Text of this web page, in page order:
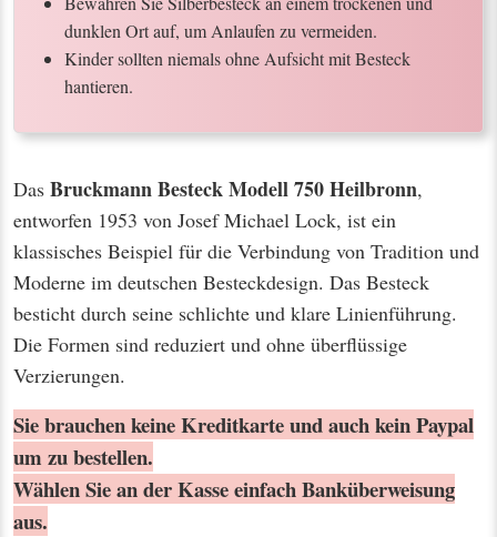
dunklen Ort auf, um Anlaufen zu vermeiden.
Kinder sollten niemals ohne Aufsicht mit Besteck
hantieren.
Das Bruckmann Besteck Modell 750 Heilbronn,
entworfen 1953 von Josef Michael Lock, ist ein
klassisches Beispiel für die Verbindung von Tradition und
Moderne im deutschen Besteckdesign. Das Besteck
besticht durch seine schlichte und klare Linienführung.
Die Formen sind reduziert und ohne überflüssige
Verzierungen.
Sie brauchen keine Kreditkarte und auch kein Paypal
um zu bestellen.
Wählen Sie an der Kasse einfach Banküberweisung
aus.